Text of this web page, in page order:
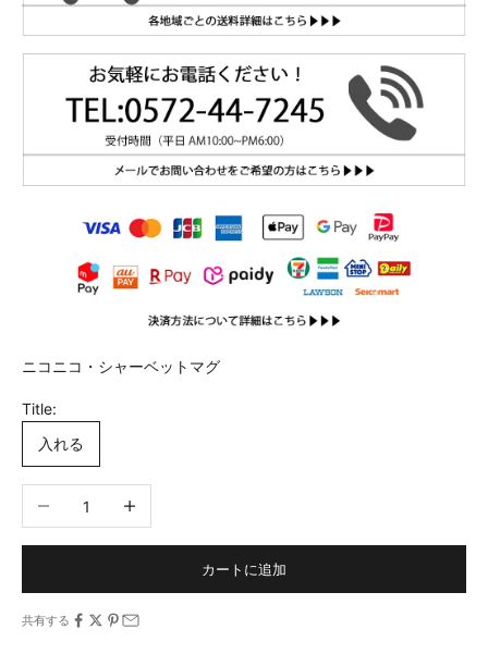
ニコニコ・シャーベットマグ
Title:
入れる
数量を減らす 数量を増やす
カートに追加
共有する